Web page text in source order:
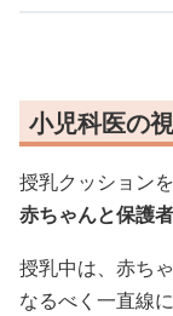
小児科医の
授乳クッション
赤ちゃんと保護
授乳中は、赤ち
なるべく一直線